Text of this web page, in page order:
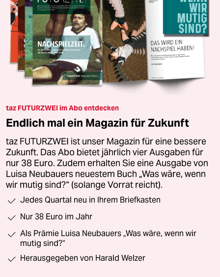
taz FUTURZWEI im Abo entdecken
Endlich mal ein Magazin für Zukunft
taz FUTURZWEI ist unser Magazin für eine bessere
Zukunft. Das Abo bietet jährlich vier Ausgaben für
nur 38 Euro. Zudem erhalten Sie eine Ausgabe von
Luisa Neubauers neuestem Buch „Was wäre, wenn
wir mutig sind?“ (solange Vorrat reicht).
Jedes Quartal neu in Ihrem Briefkasten
Nur 38 Euro im Jahr
Als Prämie Luisa Neubauers „Was wäre, wenn wir
mutig sind?“
Herausgegeben von Harald Welzer